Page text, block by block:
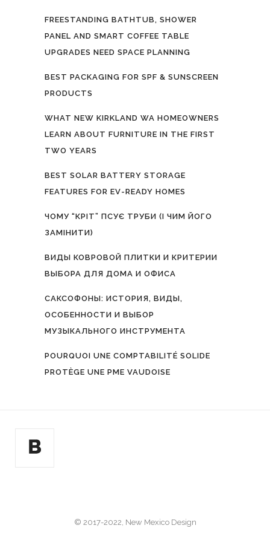
FREESTANDING BATHTUB, SHOWER
PANEL AND SMART COFFEE TABLE
UPGRADES NEED SPACE PLANNING
BEST PACKAGING FOR SPF & SUNSCREEN
PRODUCTS
WHAT NEW KIRKLAND WA HOMEOWNERS
LEARN ABOUT FURNITURE IN THE FIRST
TWO YEARS
BEST SOLAR BATTERY STORAGE
FEATURES FOR EV-READY HOMES
ЧОМУ “КРІТ” ПСУЄ ТРУБИ (І ЧИМ ЙОГО
ЗАМІНИТИ)
ВИДЫ КОВРОВОЙ ПЛИТКИ И КРИТЕРИИ
ВЫБОРА ДЛЯ ДОМА И ОФИСА
САКСОФОНЫ: ИСТОРИЯ, ВИДЫ,
ОСОБЕННОСТИ И ВЫБОР
МУЗЫКАЛЬНОГО ИНСТРУМЕНТА
POURQUOI UNE COMPTABILITÉ SOLIDE
PROTÈGE UNE PME VAUDOISE
© 2017-2022, New Mexico Design